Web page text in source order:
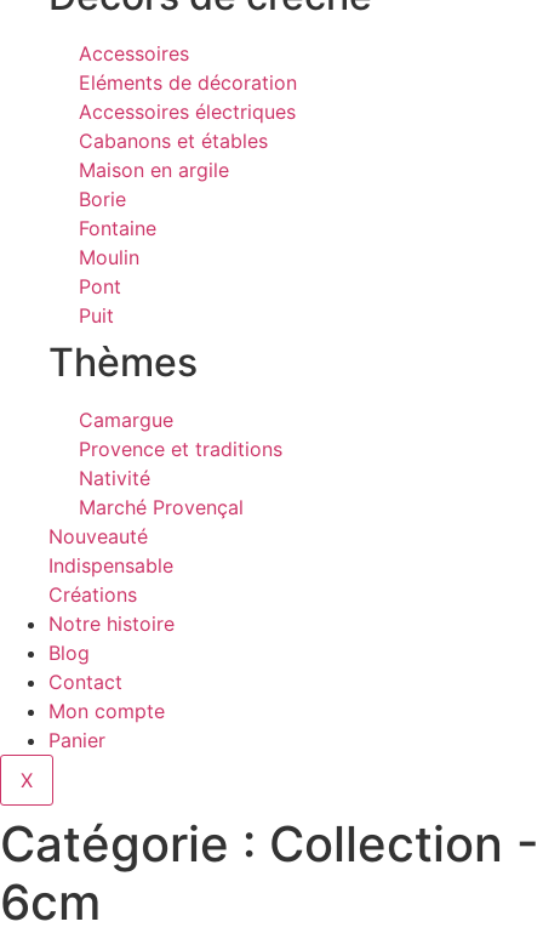
Accessoires
Eléments de décoration
Accessoires électriques
Cabanons et étables
Maison en argile
Borie
Fontaine
Moulin
Pont
Puit
Thèmes
Camargue
Provence et traditions
Nativité
Marché Provençal
Nouveauté
Indispensable
Créations
Notre histoire
Blog
Contact
Mon compte
Panier
X
Catégorie : Collection -
6cm